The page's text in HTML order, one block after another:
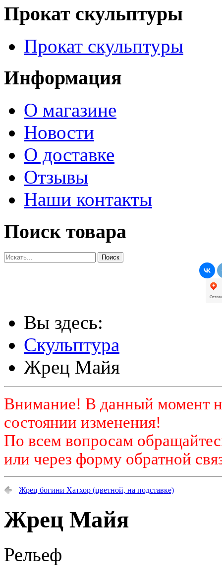
Прокат скульптуры
Прокат скульптуры
Информация
О магазине
Новости
О доставке
Отзывы
Наши контакты
Поиск товара
Вы здесь:
Скульптура
Жрец Майя
Внимание! В данный момент
состоянии изменения!
По всем вопросам
или через форму обратной
Жрец богини Хатхор (цветной, на подставке)
Жрец Майя
Рельеф